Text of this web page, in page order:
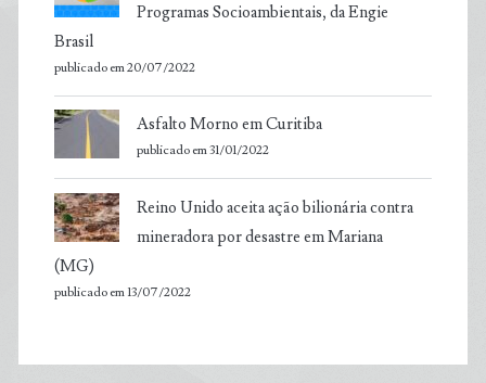
Programas Socioambientais, da Engie
Brasil
publicado em 20/07/2022
Asfalto Morno em Curitiba
publicado em 31/01/2022
Reino Unido aceita ação bilionária contra
mineradora por desastre em Mariana
(MG)
publicado em 13/07/2022